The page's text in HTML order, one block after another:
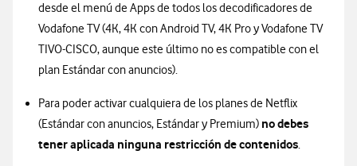
desde el menú de Apps de todos los decodificadores de
Vodafone TV (4K, 4K con Android TV, 4K Pro y Vodafone TV
TIVO-CISCO, aunque este último no es compatible con el
plan Estándar con anuncios).
Para poder activar cualquiera de los planes de Netflix
(Estándar con anuncios, Estándar y Premium) no debes
tener aplicada ninguna restricción de contenidos.